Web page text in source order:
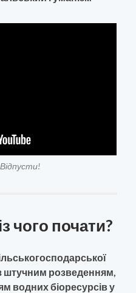
чого почати?
штучним розведенням,
водних біоресурсів у